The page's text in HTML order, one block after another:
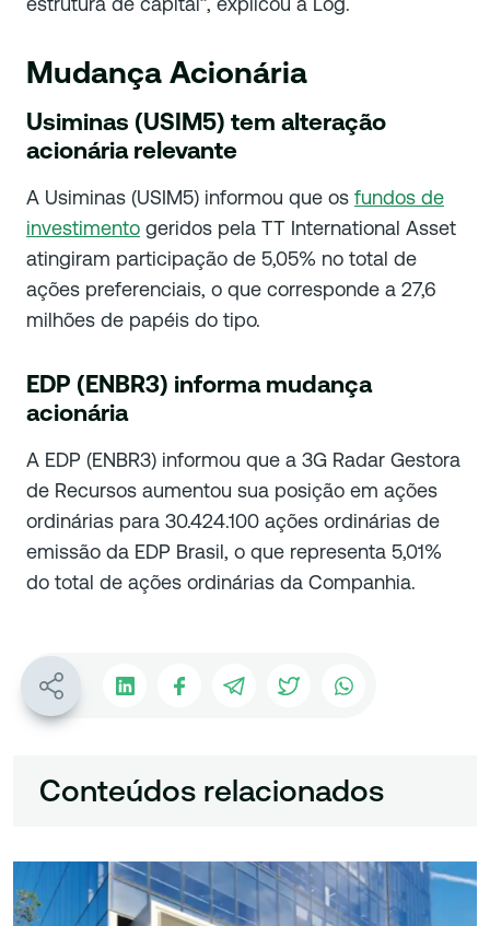
Mudança Acionária
Usiminas (USIM5) tem alteração
acionária relevante
A Usiminas (USIM5) informou que os fundos de
investimento geridos pela TT International Asset
atingiram participação de 5,05% no total de
ações preferenciais, o que corresponde a 27,6
milhões de papéis do tipo.
EDP (ENBR3) informa mudança
acionária
A EDP (ENBR3) informou que a 3G Radar Gestora
de Recursos aumentou sua posição em ações
ordinárias para 30.424.100 ações ordinárias de
emissão da EDP Brasil, o que representa 5,01%
do total de ações ordinárias da Companhia.
Conteúdos relacionados